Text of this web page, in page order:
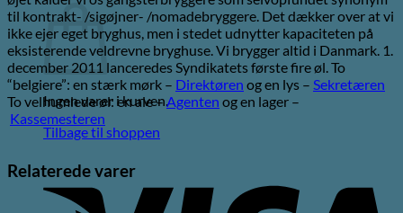
Ingen varer i kurven.
Tilbage til shoppen
til kontrakt- /sigøjner- /nomadebryggere. Det dækker over at vi
ikke ejer eget bryghus, men i stedet udnytter kapaciteten på
eksisterende veldrevne bryghuse. Vi brygger altid i Danmark. 1.
december 2011 lanceredes Syndikatets første fire øl. To
“belgiere”: en stærk mørk – Direktøren og en lys – Sekretæren
To velhumlede øl: en ale –Agenten og en lager –
Kassemesteren
Relaterede varer